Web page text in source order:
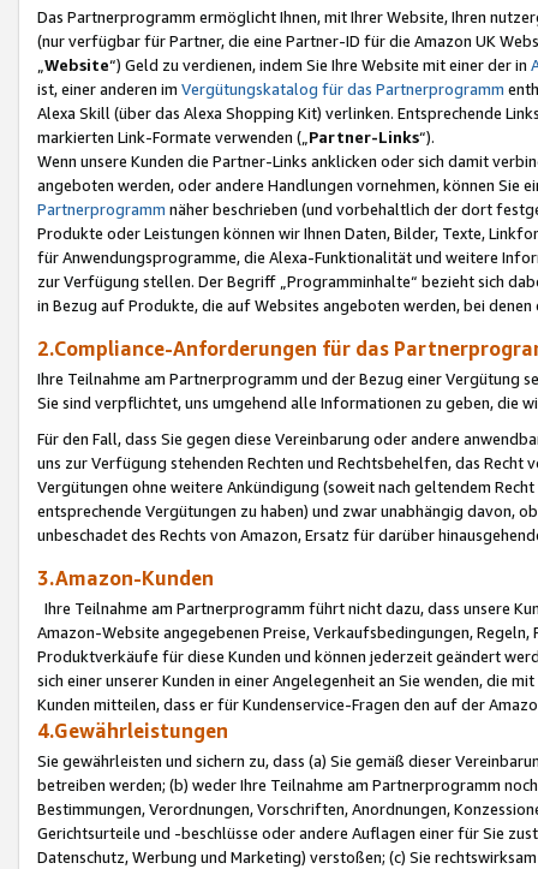
Das Partnerprogramm ermöglicht Ihnen, mit Ihrer Website, Ihren
(nur verfügbar für Partner, die eine Partner-ID für die Amazon UK
Website“) Geld zu verdienen, indem Sie Ihre Website mit einer der in
ist, einer anderen im Vergütungskatalog für das Partnerprogramm
Alexa Skill (über das Alexa Shopping Kit) verlinken. Entsprechende
markierten Link-Formate verwenden („ Partner-Links“).
Wenn unsere Kunden die Partner-Links anklicken oder sich damit
angeboten werden, oder andere Handlungen vornehmen, können Sie
Partnerprogramm näher beschrieben (und vorbehaltlich der dort
Produkte oder Leistungen können wir Ihnen Daten, Bilder, Texte,
für Anwendungsprogramme, die Alexa-Funktionalität und weitere
zur Verfügung stellen. Der Begriff „Programminhalte“ bezieht sich
in Bezug auf Produkte, die auf Websites angeboten werden, bei
2.Compliance-Anforderungen für das
Ihre Teilnahme am Partnerprogramm und der Bezug einer Vergütung
Sie sind verpflichtet, uns umgehend alle Informationen zu geben, die
Für den Fall, dass Sie gegen diese Vereinbarung oder andere
uns zur Verfügung stehenden Rechten und Rechtsbehelfen, das
Vergütungen ohne weitere Ankündigung (soweit nach geltendem
entsprechende Vergütungen zu haben) und zwar unabhängig davon,
unbeschadet des Rechts von Amazon, Ersatz für darüber
3.Amazon-Kunden
Ihre Teilnahme am Partnerprogramm führt nicht dazu, dass unsere
Amazon-Website angegebenen Preise, Verkaufsbedingungen,
Produktverkäufe für diese Kunden und können jederzeit geändert
sich einer unserer Kunden in einer Angelegenheit an Sie wenden, die
Kunden mitteilen, dass er für Kundenservice-Fragen den auf der
4.Gewährleistungen
Sie gewährleisten und sichern zu, dass (a) Sie gemäß dieser
betreiben werden; (b) weder Ihre Teilnahme am Partnerprogramm
Bestimmungen, Verordnungen, Vorschriften, Anordnungen,
Gerichtsurteile und -beschlüsse oder andere Auflagen einer für Sie
Datenschutz, Werbung und Marketing) verstoßen; (c) Sie